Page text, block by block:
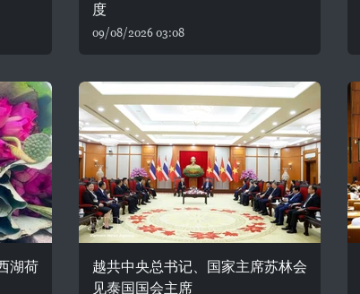
度
09/08/2026 03:08
湖荷
越共中央总书记、国家主席苏林会
见泰国国会主席